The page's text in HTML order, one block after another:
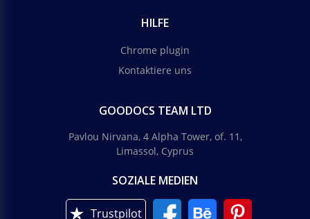
HILFE
Chrome plugin
Kontaktiere uns
GOODOCS TEAM LTD
Pavlou Nirvana, 4 Alpha Tower, of. 11,
Limassol, Cyprus
SOZIALE MEDIEN
Trustpilot